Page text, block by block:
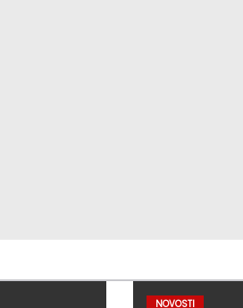
NOVOSTI